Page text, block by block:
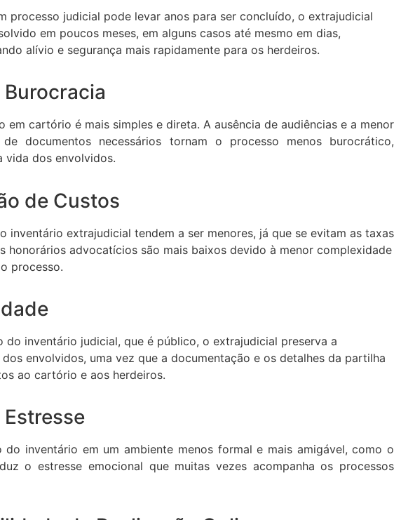
processo judicial pode levar anos para ser concluído, o extrajudicial
em poucos meses, em alguns casos até mesmo em dias,
alívio e segurança mais rapidamente para os herdeiros.
Burocracia
em cartório é mais simples e direta. A ausência de audiências e a menor
de documentos necessários tornam o processo menos burocrático,
vida dos envolvidos.
de Custos
inventário extrajudicial tendem a ser menores, já que se evitam as taxas
honorários advocatícios são mais baixos devido à menor complexidade
processo.
do inventário judicial, que é público, o extrajudicial preserva a
envolvidos, uma vez que a documentação e os detalhes da partilha
ao cartório e aos herdeiros.
do inventário em um ambiente menos formal e mais amigável, como o
o estresse emocional que muitas vezes acompanha os processos